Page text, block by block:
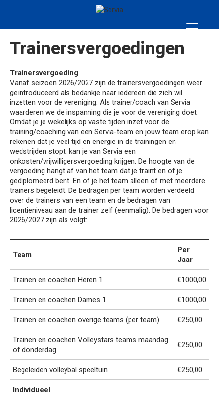
Trainersvergoedingen
Trainersvergoeding
Vanaf seizoen 2026/2027 zijn de trainersvergoedingen weer
geïntroduceerd als bedankje naar iedereen die zich wil
inzetten voor de vereniging. Als trainer/coach van Servia
waarderen we de inspanning die je voor de vereniging doet.
Omdat je je wekelijks op vaste tijden inzet voor de
training/coaching van een Servia-team en jouw team erop kan
rekenen dat je veel tijd en energie in de trainingen en
wedstrijden stopt, kan je van Servia een
onkosten/vrijwilligersvergoeding krijgen. De hoogte van de
vergoeding hangt af van het team dat je traint en of je
gediplomeerd bent. En of je het team alleen of met meerdere
trainers begeleidt. De bedragen per team worden verdeeld
over de trainers van een team en de bedragen van
licentieniveau aan de trainer zelf (eenmalig). De bedragen voor
2026/2027 zijn als volgt:
Team
Per
Jaar
Trainen en coachen Heren 1 €1000,00
Trainen en coachen Dames 1 €1000,00
Trainen en coachen overige teams (per team) €250,00
Trainen en coachen Volleystars teams maandag
of donderdag
€250,00
Begeleiden volleybal speeltuin €250,00
Individueel